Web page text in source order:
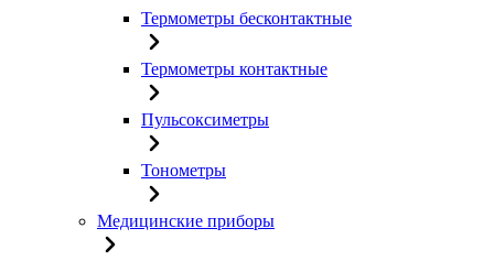
Термометры бесконтактные
Термометры контактные
Пульсоксиметры
Тонометры
Медицинские приборы